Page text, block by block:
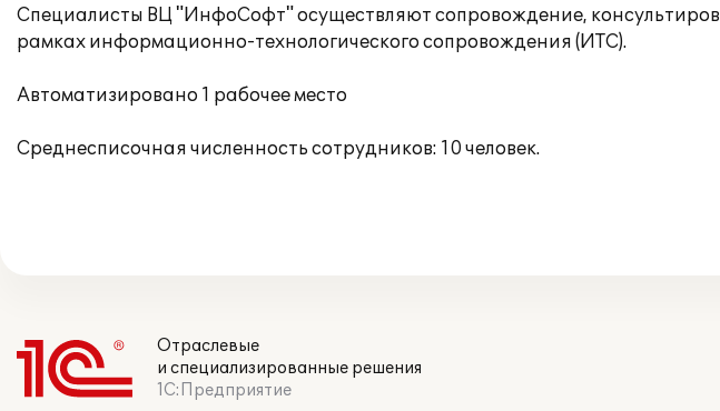
Специалисты ВЦ "ИнфоСофт" осуществляют сопровождение,
рамках информационно-технологического сопровождения (ИТС).
Автоматизировано 1 рабочее место
Среднесписочная численность сотрудников: 10 человек.
Отраслевые
и специализированные решения
1С:Предприятие